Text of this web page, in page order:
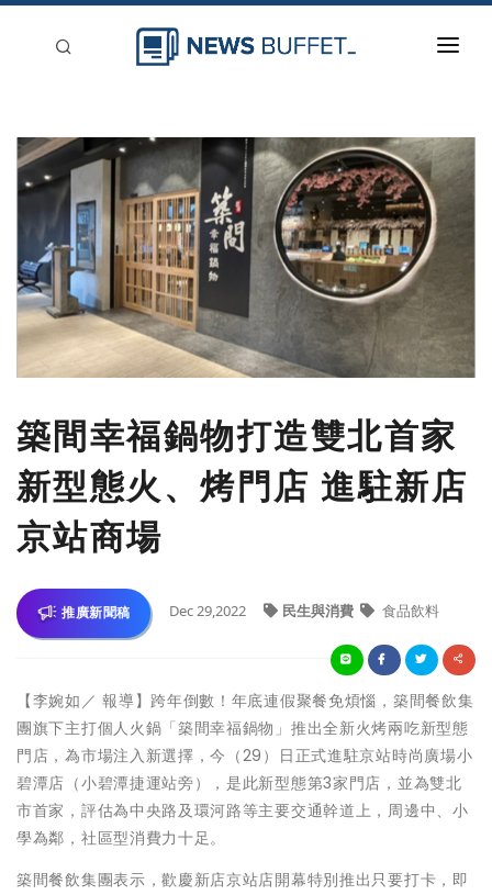
新聞稿分類
刊登
築間幸福鍋物打造雙北首家
新型態火、烤門店 進駐新店
京站商場
推廣新聞稿 Dec 29,2022 民生與消費 食品飲料
【李婉如／ 報導】跨年倒數！年底連假聚餐免煩惱，築間餐飲集
團旗下主打個人火鍋「築間幸福鍋物」推出全新火烤兩吃新型態
門店，為市場注入新選擇，今（29）日正式進駐京站時尚廣場小
碧潭店（小碧潭捷運站旁），是此新型態第3家門店，並為雙北
市首家，評估為中央路及環河路等主要交通幹道上，周邊中、小
學為鄰，社區型消費力十足。
築間餐飲集團表示，歡慶新店京站店開幕特別推出只要打卡，即